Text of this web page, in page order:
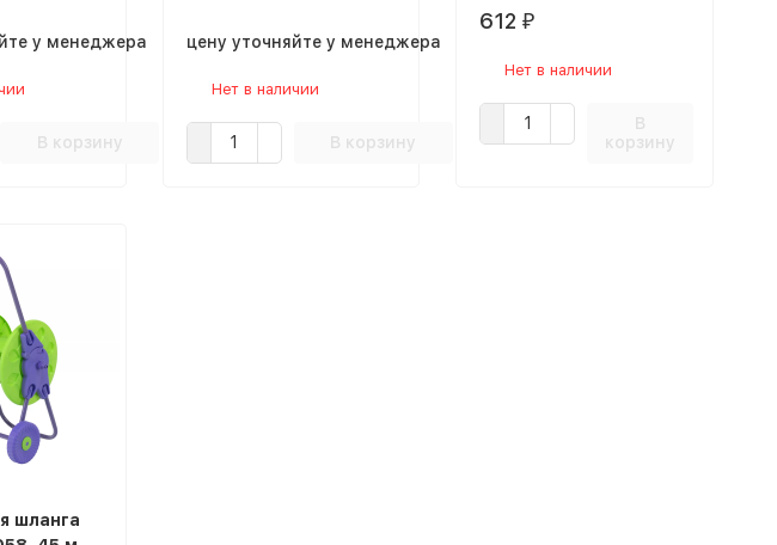
у менеджера
В корзину
цену уточняйте у менеджера
Нет в наличии
В корзину
612 ₽
Нет в наличии
В
корзину
шланга